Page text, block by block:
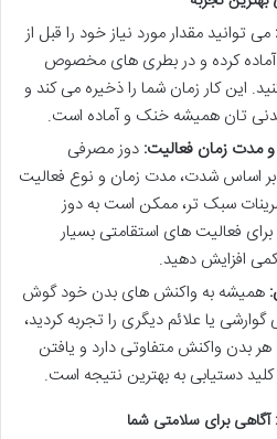
می توانید مقدار مورد نیاز خود را قبل از
آماده کرده و در بطری های مخصوص
این کار زمان شما را ذخیره می کند و
تان همیشه خنک و آماده است.
مدت زمان فعالیت: دوز مصرفی
بر اساس شدت، مدت زمان و نوع فعالیت
سبک تر، ممکن است به دوز
فعالیت های استقامتی بسیار
کمی افزایش دهید.
همیشه به واکنش های بدن خود گوش
یا علائم دیگری را تجربه کردید،
بدن واکنش متفاوتی دارد و یافتن
دستیابی به بهترین نتیجه است.
برای سلامتی شما